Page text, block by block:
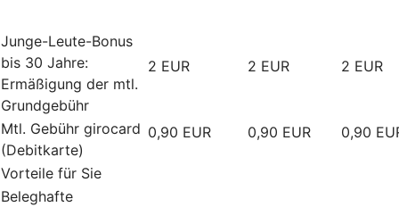
Junge-Leute-Bonus
bis 30 Jahre:
Ermäßigung der mtl.
Grundgebühr
2 EUR 2 EUR 2 EUR
Mtl. Gebühr girocard
(Debitkarte)
0,90 EUR 0,90 EUR 0,90
Vorteile für Sie
Beleghafte